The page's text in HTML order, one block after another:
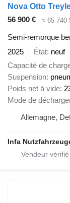
56 900 € ≈ 65 740
Semi-remorque
2025
État neuf
Capacité de
Suspension
Poids net à vide
Mode de
Allemagne,
Infa